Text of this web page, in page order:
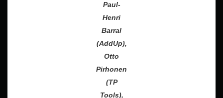
Paul-
Henri
Barral
(AddUp),
Otto
Pirhonen
(TP
Tools),